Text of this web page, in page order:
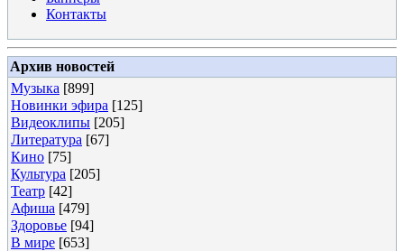
Контакты
Архив новостей
Музыка [899]
Новинки эфира [125]
Видеоклипы [205]
Литература [67]
Кино [75]
Культура [205]
Театр [42]
Афиша [479]
Здоровье [94]
В мире [653]